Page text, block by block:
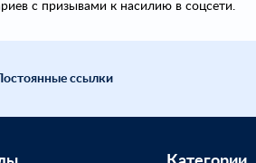
с призывами к насилию в соцсети.
ссылки